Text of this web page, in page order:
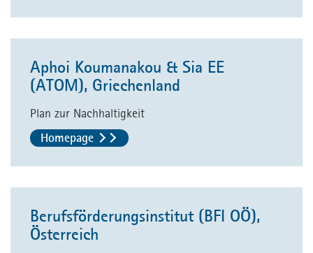
Aphoi Koumanakou & Sia EE
(ATOM), Griechenland
Plan zur Nachhaltigkeit
Homepage
Berufsförderungsinstitut (BFI OÖ),
Österreich